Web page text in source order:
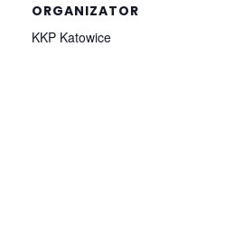
ORGANIZATOR
KKP Katowice